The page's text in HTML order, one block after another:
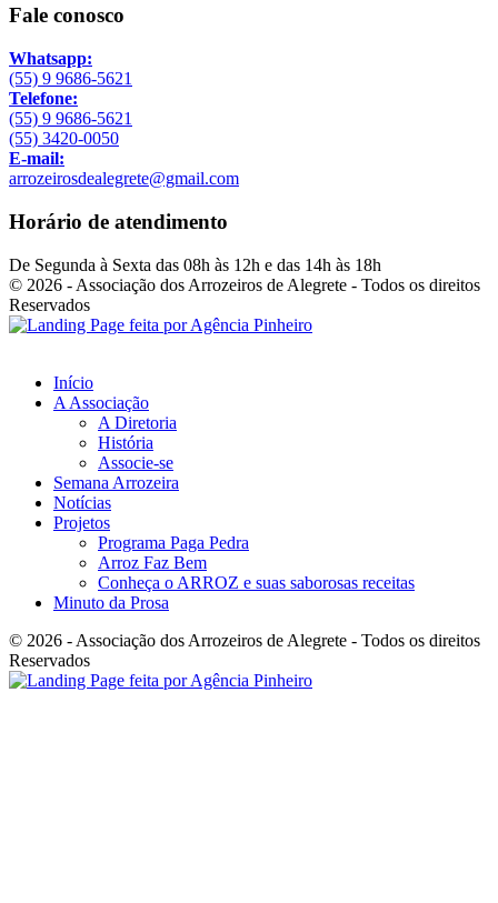
Fale conosco
Whatsapp:
(55) 9 9686-5621
Telefone:
(55) 9 9686-5621
(55) 3420-0050
E-mail:
arrozeirosdealegrete@gmail.com
Horário de atendimento
De Segunda à Sexta das 08h às 12h e das 14h às 18h
© 2026 - Associação dos Arrozeiros de Alegrete - Todos os direitos
Reservados
Início
A Associação
A Diretoria
História
Associe-se
Semana Arrozeira
Notícias
Projetos
Programa Paga Pedra
Arroz Faz Bem
Conheça o ARROZ e suas saborosas receitas
Minuto da Prosa
© 2026 - Associação dos Arrozeiros de Alegrete - Todos os direitos
Reservados